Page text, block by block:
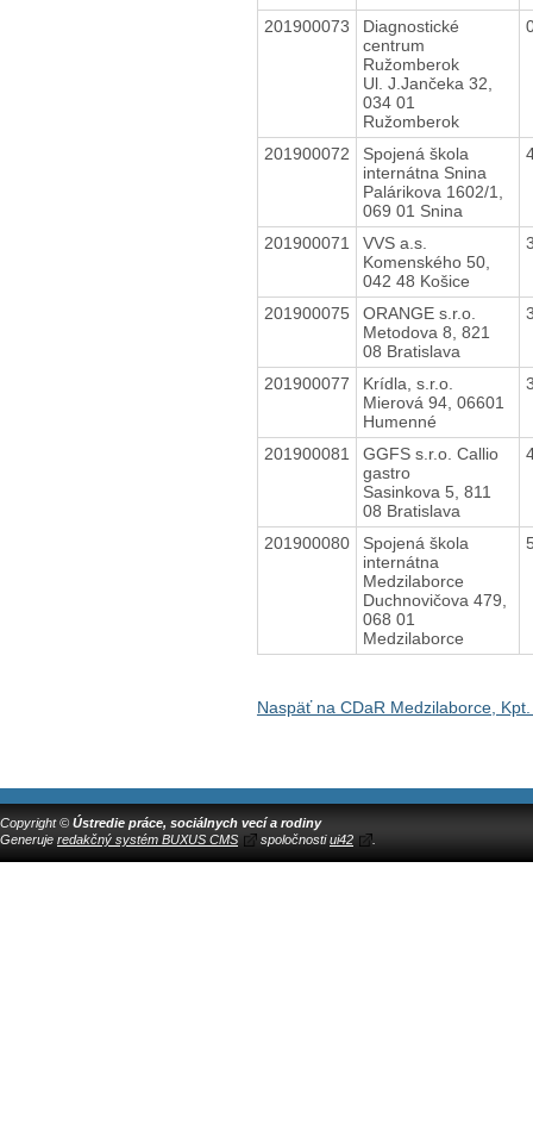
201900073
Diagnostické
centrum
Ružomberok
Ul. J.Jančeka 32,
034 01
Ružomberok
201900072
Spojená škola
internátna Snina
Palárikova 1602/1,
069 01 Snina
201900071
VVS a.s.
Komenského 50,
042 48 Košice
201900075
ORANGE s.r.o.
Metodova 8, 821
08 Bratislava
201900077
Krídla, s.r.o.
Mierová 94, 06601
Humenné
201900081
GGFS s.r.o. Callio
gastro
Sasinkova 5, 811
08 Bratislava
201900080
Spojená škola
internátna
Medzilaborce
Duchnovičova 479,
068 01
Medzilaborce
Naspäť na CDaR Medzilaborce,
Copyright © Ústredie práce, sociálnych vecí a rodiny
Generuje redakčný systém BUXUS CMS spoločnostiui42